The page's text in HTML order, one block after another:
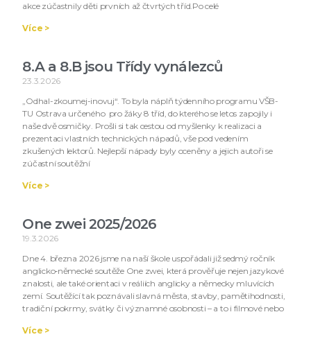
akce zúčastnily děti prvních až čtvrtých tříd.Po celé
Více >
8.A a 8.B jsou Třídy vynálezců
23.3.2026
„Odhal-zkoumej-inovuj“. To byla náplň týdenního programu VŠB-
TU Ostrava určeného pro žáky 8 tříd, do kterého se letos zapojily i
naše dvě osmičky. Prošli si tak cestou od myšlenky k realizaci a
prezentaci vlastních technických nápadů, vše pod vedením
zkušených lektorů. Nejlepší nápady byly oceněny a jejich autoři se
zúčastní soutěžní
Více >
One zwei 2025/2026
19.3.2026
Dne 4. března 2026 jsme na naší škole uspořádali již sedmý ročník
anglicko‑německé soutěže One zwei, která prověřuje nejen jazykové
znalosti, ale také orientaci v reáliích anglicky a německy mluvících
zemí. Soutěžící tak poznávali slavná města, stavby, pamětihodnosti,
tradiční pokrmy, svátky či významné osobnosti – a to i filmové nebo
Více >